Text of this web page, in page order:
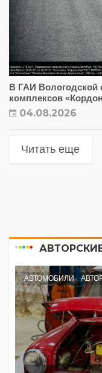
В ГАИ Вологодской
комплексов
04.08.2026
Читать еще
АВТОМОБИЛИ